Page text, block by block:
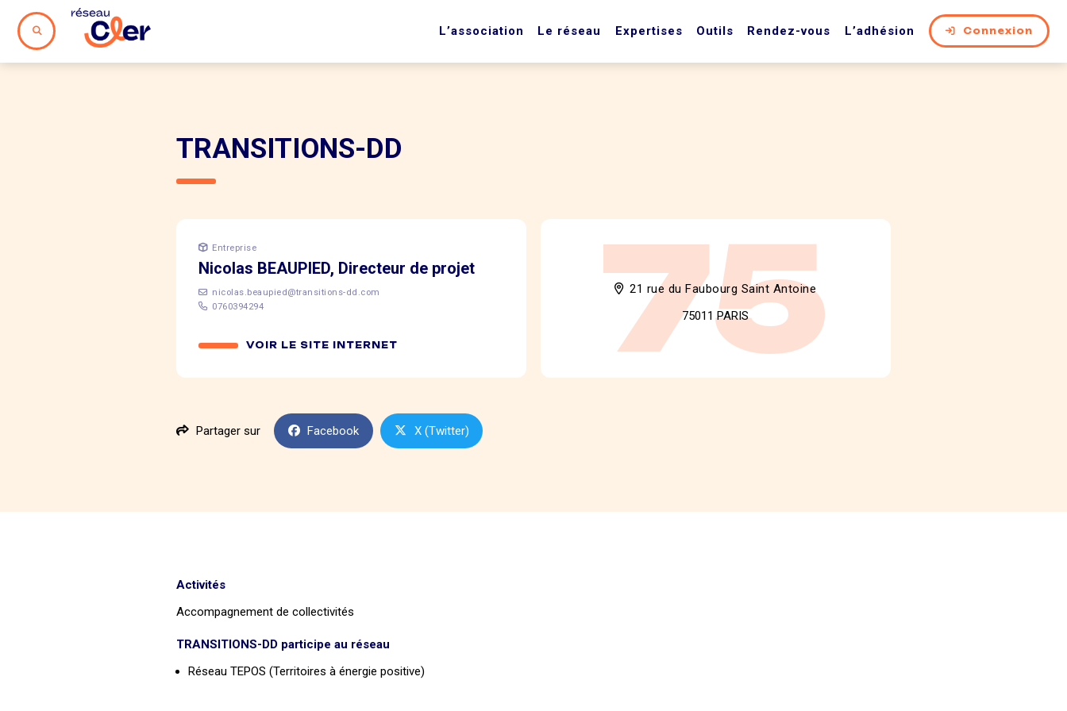
L’association Le réseau Expertises Outils Rendez-vous L’adhésion Connexion
TRANSITIONS-DD
Entreprise
Nicolas BEAUPIED, Directeur de projet
nicolas.beaupied@transitions-dd.com
0760394294
VOIR LE SITE INTERNET 75
21 rue du Faubourg Saint Antoine
75011 PARIS
Partager sur Facebook X (Twitter)
Activités
Accompagnement de collectivités
TRANSITIONS-DD participe au réseau
Réseau TEPOS (Territoires à énergie positive)